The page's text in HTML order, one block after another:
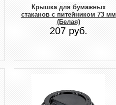
Крышка для бумажных
стаканов с питейником 73 мм
(Белая)
207 руб.